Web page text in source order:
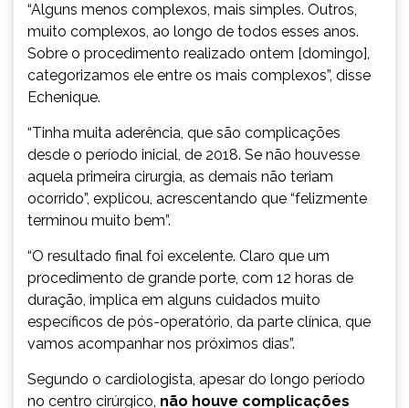
“Alguns menos complexos, mais simples. Outros,
muito complexos, ao longo de todos esses anos.
Sobre o procedimento realizado ontem [domingo],
categorizamos ele entre os mais complexos”, disse
Echenique.
“Tinha muita aderência, que são complicações
desde o período inicial, de 2018. Se não houvesse
aquela primeira cirurgia, as demais não teriam
ocorrido”, explicou, acrescentando que “felizmente
terminou muito bem”.
“O resultado final foi excelente. Claro que um
procedimento de grande porte, com 12 horas de
duração, implica em alguns cuidados muito
específicos de pós-operatório, da parte clínica, que
vamos acompanhar nos próximos dias”.
Segundo o cardiologista, apesar do longo período
no centro cirúrgico, não houve complicações